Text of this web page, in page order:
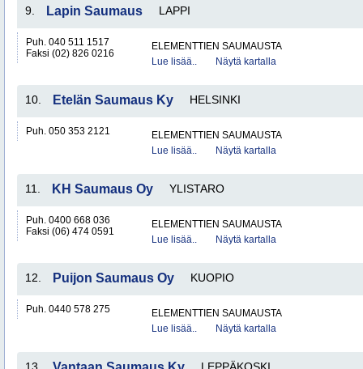
9. Lapin Saumaus LAPPI
Puh. 040 511 1517
Faksi (02) 826 0216
ELEMENTTIEN SAUMAUSTA
Lue lisää..
Näytä kartalla
10. Etelän Saumaus Ky HELSINKI
Puh. 050 353 2121
ELEMENTTIEN SAUMAUSTA
Lue lisää..
Näytä kartalla
11. KH Saumaus Oy YLISTARO
Puh. 0400 668 036
Faksi (06) 474 0591
ELEMENTTIEN SAUMAUSTA
Lue lisää..
Näytä kartalla
12. Puijon Saumaus Oy KUOPIO
Puh. 0440 578 275
ELEMENTTIEN SAUMAUSTA
Lue lisää..
Näytä kartalla